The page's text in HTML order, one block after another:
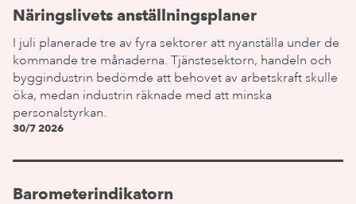
Näringslivets anställningsplaner
I juli planerade tre av fyra sektorer att nyanställa under de
kommande tre månaderna. Tjänstesektorn, handeln och
byggindustrin bedömde att behovet av arbetskraft skulle
öka, medan industrin räknade med att minska
personalstyrkan.
30/7 2026
Barometerindikatorn